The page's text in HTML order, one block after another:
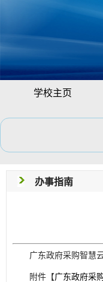
学校主页
办事指南
广东政府采购智慧
附件【广东政府采